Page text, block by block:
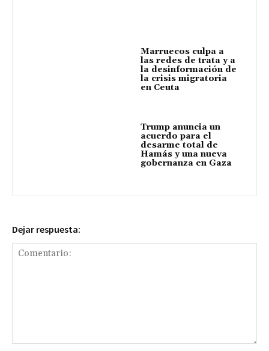
Marruecos culpa a
las redes de trata y a
la desinformación de
la crisis migratoria
en Ceuta
Trump anuncia un
acuerdo para el
desarme total de
Hamás y una nueva
gobernanza en Gaza
Dejar respuesta: